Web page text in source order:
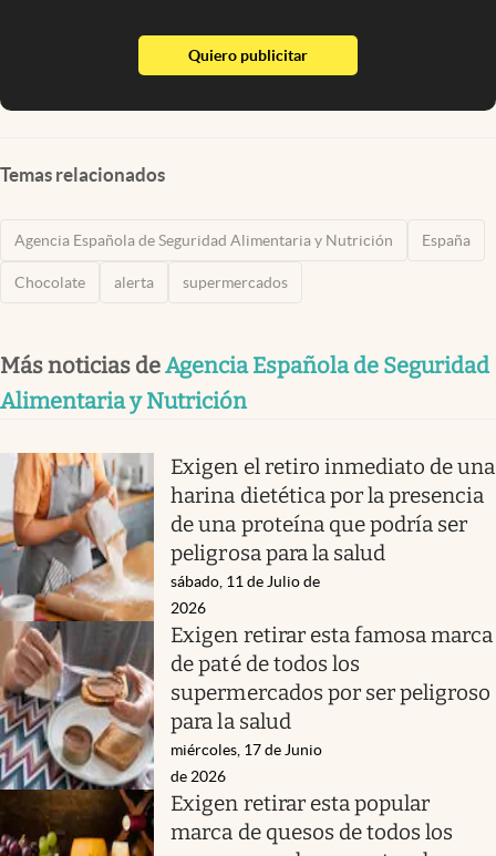
Quiero publicitarabre en nueva pestaña
Temas relacionados
Agencia Española de Seguridad Alimentaria y Nutrición España
Chocolate alerta supermercados
Más noticias deAgencia Española de Seguridad
Alimentaria y Nutrición
Exigen el retiro inmediato de una
harina dietética por la presencia
de una proteína que podría ser
peligrosa para la salud
sábado, 11 de Julio de
2026
Exigen retirar esta famosa marca
de paté de todos los
supermercados por ser peligroso
para la salud
miércoles, 17 de Junio
de 2026
Exigen retirar esta popular
marca de quesos de todos los